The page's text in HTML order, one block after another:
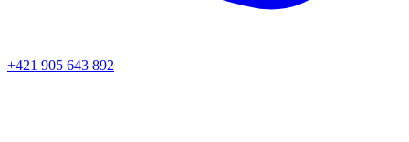
+421 905 643 892